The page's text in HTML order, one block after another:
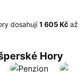
dosahují‎1 605 Kč až
Hory